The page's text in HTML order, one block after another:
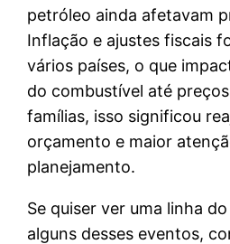
petróleo ainda afetavam
Inflação e ajustes fiscais
vários países, o que
do combustível até
famílias, isso significou
orçamento e maior
planejamento.
Se quiser ver uma linha
alguns desses eventos,